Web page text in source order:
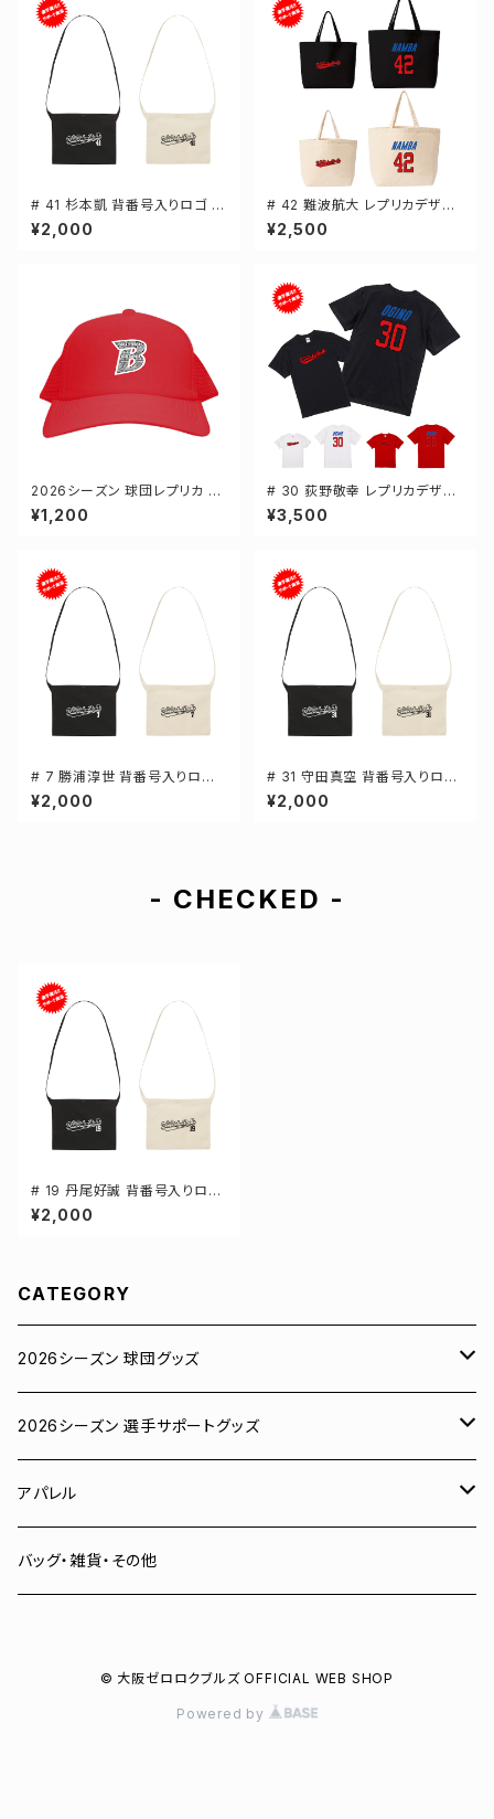
# 41 杉本凱 背番号入りロゴ キ
ャンバスサコッシュ 選手還元 2
カラー 001461
¥2,000
# 42 難波航大 レプリカデザイ
ン 選手還元 キャンバストートバ
ッグ 2カラー MLサイズ 00077
¥2,500
2026シーズン 球団レプリカ メ
ッシュキャップ レッド フリーサイ
ズ 3-000700
¥1,200
# 30 荻野敬幸 レプリカデザイ
ン 3カラー 選手還元 半袖Tシャ
ツ S-XXXLサイズ 500101
¥3,500
# 7 勝浦淳世 背番号入りロゴ
キャンバスサコッシュ 選手還元
2カラー 001461
¥2,000
# 31 守田真空 背番号入りロゴ
キャンバスサコッシュ 選手還元
2カラー 001461
¥2,000
- CHECKED -
# 19 丹尾好誠 背番号入りロゴ
キャンバスサコッシュ 選手還元
2カラー 001461
¥2,000
CATEGORY
2026シーズン 球団グッズ
ユニフォーム
Tシャツ
スウェット
2026シーズン 選手サポートグッズ
# 00 蓮
# 0 岡田竜汰
アパレル
スウェット・パーカー
バッグ・雑貨・その他
© 大阪ゼロロクブルズ OFFICIAL WEB SHOP
Powered by